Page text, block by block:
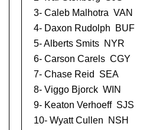
3- Caleb Malhotra VAN
4- Daxon Rudolph
BUF
5-Alberts Smits NYR
6- Carson Carels CGY
7- Chase Reid
SEA
8- Viggo Bjorck WIN
9- Keaton Verhoeff SJS
10- Wyatt Cullen NSH